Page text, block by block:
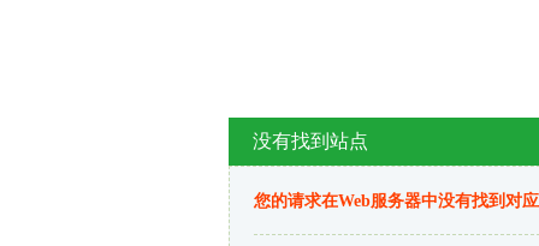
没有找到站点
您的请求在Web服务器中没有找到对